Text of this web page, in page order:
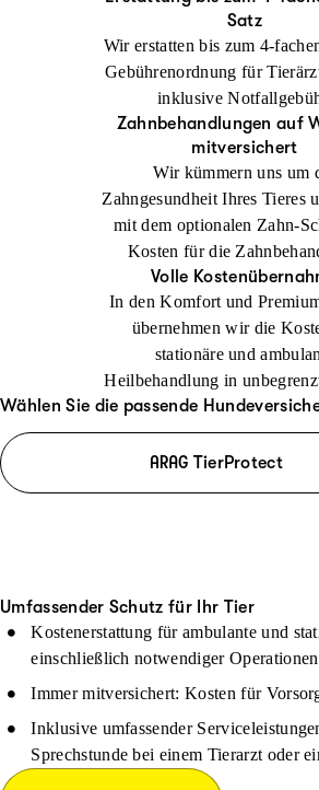
Satz
Wir erstatten bis zum 4-
Gebührenordnung für
inklusive
Zahnbehandlungen auf
mitversichert
Wir kümmern uns um
Zahngesundheit Ihres Tieres
mit dem optionalen Zahn-
Kosten für die
Volle
In den Komfort und
übernehmen wir die
stationäre und
Heilbehandlung in
Wählen Sie die passende
ARAG TierProtect
Umfassender Schutz für Ihr Tier
Kostenerstattung für ambulante und
einschließlich notwendiger Operationen
Immer mitversichert: Kosten für
Inklusive umfassender
Sprechstunde bei einem Tierarzt oder